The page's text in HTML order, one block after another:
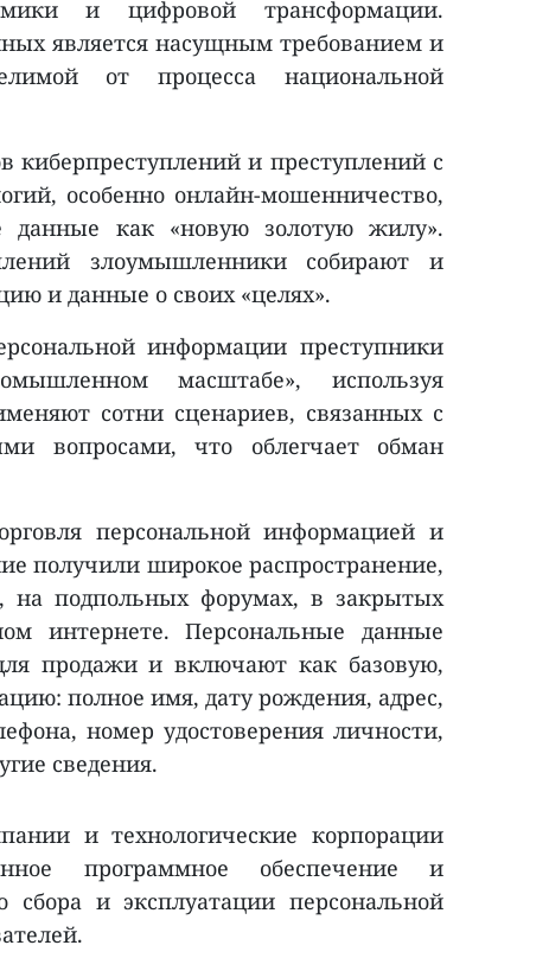
и цифровой трансформации.
является насущным требованием и
от процесса национальной
киберпреступлений и преступлений с
особенно онлайн-мошенничество,
данные как «новую золотую жилу».
злоумышленники собирают и
и данные о своих «целях».
информации преступники
масштабе», используя
сотни сценариев, связанных с
вопросами, что облегчает обман
персональной информацией и
получили широкое распространение,
на подпольных форумах, в закрытых
интернете. Персональные данные
продажи и включают как базовую,
полное имя, дату рождения, адрес,
номер удостоверения личности,
сведения.
и технологические корпорации
программное обеспечение и
сбора и эксплуатации персональной